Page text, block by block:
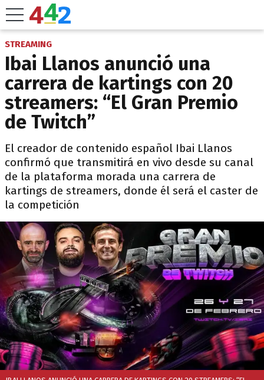
STREAMING
Ibai Llanos anunció una
carrera de kartings con 20
streamers: “El Gran Premio
de Twitch”
El creador de contenido español Ibai Llanos
confirmó que transmitirá en vivo desde su canal
de la plataforma morada una carrera de
kartings de streamers, donde él será el caster de
la competición